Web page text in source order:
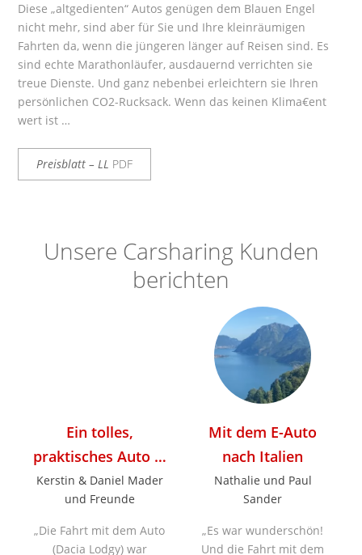
Diese „altgedienten“ Autos genügen dem Blauen Engel
nicht mehr, sind aber für Sie und Ihre kleinräumigen
Fahrten da, wenn die jüngeren länger auf Reisen sind. Es
sind echte Marathonläufer, ausdauernd verrichten sie
treue Dienste. Und ganz nebenbei erleichtern sie Ihren
persönlichen CO2-Rucksack. Wenn das keinen Klima€ent
wert ist …
Preisblatt – LL PDF
Unsere Carsharing Kunden
berichten
Ein tolles,
praktisches Auto …
Kerstin & Daniel Mader
und Freunde
Die Fahrt mit dem Auto
(Dacia Lodgy) war
Mit dem E-Auto
nach Italien
Nathalie und Paul
Sander
Es war wunderschön!
Und die Fahrt mit dem